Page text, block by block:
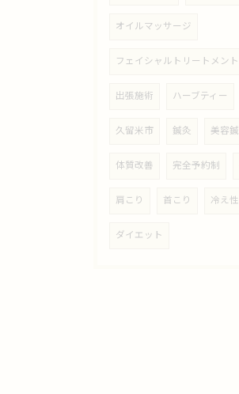
オイルマッサージ
フェイシャルトリートメント
出張施術 ハーブティー
久留米市 鍼灸 美容鍼
体質改善 完全予約制
肩こり 首こり 冷え性
ダイエット